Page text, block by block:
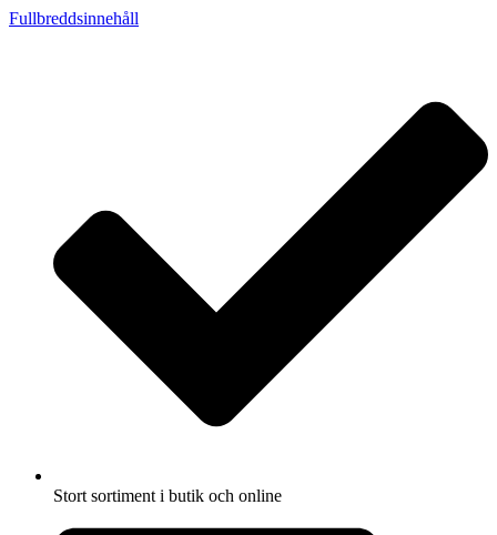
Fullbreddsinnehåll
Stort sortiment i butik och online